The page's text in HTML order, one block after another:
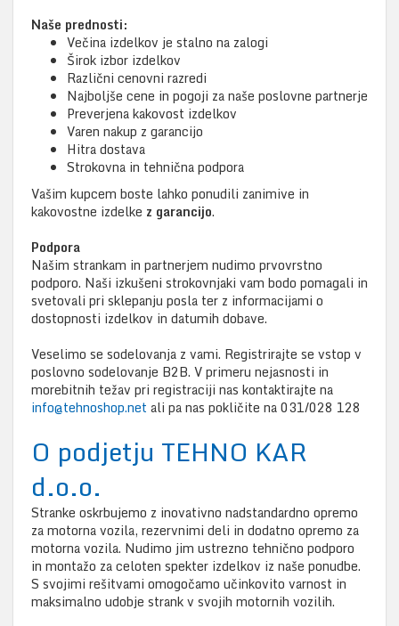
Naše prednosti:
Večina izdelkov je stalno na zalogi
Širok izbor izdelkov
Različni cenovni razredi
Najboljše cene in pogoji za naše poslovne partnerje
Preverjena kakovost izdelkov
Varen nakup z garancijo
Hitra dostava
Strokovna in tehnična podpora
Vašim kupcem boste lahko ponudili zanimive in
kakovostne izdelke z garancijo.
Podpora
Našim strankam in partnerjem nudimo prvovrstno
podporo. Naši izkušeni strokovnjaki vam bodo pomagali in
svetovali pri sklepanju posla ter z informacijami o
dostopnosti izdelkov in datumih dobave.
Veselimo se sodelovanja z vami. Registrirajte se vstop v
poslovno sodelovanje B2B. V primeru nejasnosti in
morebitnih težav pri registraciji nas kontaktirajte na
info@tehnoshop.net ali pa nas pokličite na 031/028 128
O podjetju TEHNO KAR
d.o.o.
Stranke oskrbujemo z inovativno nadstandardno opremo
za motorna vozila, rezervnimi deli in dodatno opremo za
motorna vozila. Nudimo jim ustrezno tehnično podporo
in montažo za celoten spekter izdelkov iz naše ponudbe.
S svojimi rešitvami omogočamo učinkovito varnost in
maksimalno udobje strank v svojih motornih vozilih.